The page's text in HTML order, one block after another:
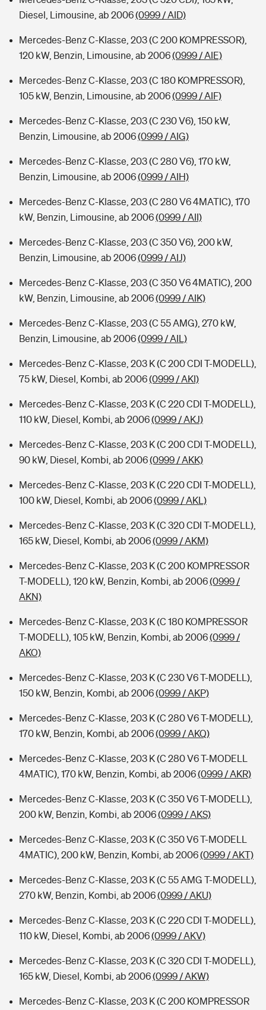
Diesel, Limousine, ab 2006(0999 / AID)
Mercedes-Benz C-Klasse, 203 (C 200 KOMPRESSOR),
120 kW, Benzin, Limousine, ab 2006(0999 / AIE)
Mercedes-Benz C-Klasse, 203 (C 180 KOMPRESSOR),
105 kW, Benzin, Limousine, ab 2006(0999 / AIF)
Mercedes-Benz C-Klasse, 203 (C 230 V6), 150 kW,
Benzin, Limousine, ab 2006(0999 / AIG)
Mercedes-Benz C-Klasse, 203 (C 280 V6), 170 kW,
Benzin, Limousine, ab 2006(0999 / AIH)
Mercedes-Benz C-Klasse, 203 (C 280 V6 4MATIC), 170
kW, Benzin, Limousine, ab 2006(0999 / AII)
Mercedes-Benz C-Klasse, 203 (C 350 V6), 200 kW,
Benzin, Limousine, ab 2006(0999 / AIJ)
Mercedes-Benz C-Klasse, 203 (C 350 V6 4MATIC), 200
kW, Benzin, Limousine, ab 2006(0999 / AIK)
Mercedes-Benz C-Klasse, 203 (C 55 AMG), 270 kW,
Benzin, Limousine, ab 2006(0999 / AIL)
Mercedes-Benz C-Klasse, 203 K (C 200 CDI T-MODELL),
75 kW, Diesel, Kombi, ab 2006(0999 / AKI)
Mercedes-Benz C-Klasse, 203 K (C 220 CDI T-MODELL),
110 kW, Diesel, Kombi, ab 2006(0999 / AKJ)
Mercedes-Benz C-Klasse, 203 K (C 200 CDI T-MODELL),
90 kW, Diesel, Kombi, ab 2006(0999 / AKK)
Mercedes-Benz C-Klasse, 203 K (C 220 CDI T-MODELL),
100 kW, Diesel, Kombi, ab 2006(0999 / AKL)
Mercedes-Benz C-Klasse, 203 K (C 320 CDI T-MODELL),
165 kW, Diesel, Kombi, ab 2006(0999 / AKM)
Mercedes-Benz C-Klasse, 203 K (C 200 KOMPRESSOR
T-MODELL), 120 kW, Benzin, Kombi, ab 2006(0999 /
AKN)
Mercedes-Benz C-Klasse, 203 K (C 180 KOMPRESSOR
T-MODELL), 105 kW, Benzin, Kombi, ab 2006(0999 /
AKO)
Mercedes-Benz C-Klasse, 203 K (C 230 V6 T-MODELL),
150 kW, Benzin, Kombi, ab 2006(0999 / AKP)
Mercedes-Benz C-Klasse, 203 K (C 280 V6 T-MODELL),
170 kW, Benzin, Kombi, ab 2006(0999 / AKQ)
Mercedes-Benz C-Klasse, 203 K (C 280 V6 T-MODELL
4MATIC), 170 kW, Benzin, Kombi, ab 2006(0999 / AKR)
Mercedes-Benz C-Klasse, 203 K (C 350 V6 T-MODELL),
200 kW, Benzin, Kombi, ab 2006(0999 / AKS)
Mercedes-Benz C-Klasse, 203 K (C 350 V6 T-MODELL
4MATIC), 200 kW, Benzin, Kombi, ab 2006(0999 / AKT)
Mercedes-Benz C-Klasse, 203 K (C 55 AMG T-MODELL),
270 kW, Benzin, Kombi, ab 2006(0999 / AKU)
Mercedes-Benz C-Klasse, 203 K (C 220 CDI T-MODELL),
110 kW, Diesel, Kombi, ab 2006(0999 / AKV)
Mercedes-Benz C-Klasse, 203 K (C 320 CDI T-MODELL),
165 kW, Diesel, Kombi, ab 2006(0999 / AKW)
Mercedes-Benz C-Klasse, 203 K (C 200 KOMPRESSOR